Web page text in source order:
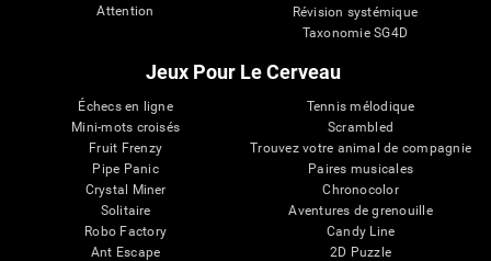
Attention
Révision systémique
Taxonomie SG4D
Jeux Pour Le Cerveau
Échecs en ligne
Mini-mots croisés
Fruit Frenzy
Pipe Panic
Crystal Miner
Solitaire
Robo Factory
Ant Escape
Tennis mélodique
Scrambled
Trouvez votre animal de compagnie
Paires musicales
Chronocolor
Aventures de grenouille
Candy Line
2D Puzzle